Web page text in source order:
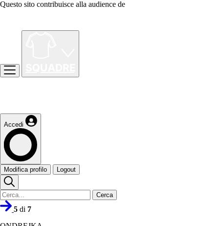
Questo sito contribuisce alla audience de
Accedi
Modifica profilo Logout
Cerca
5 di 7